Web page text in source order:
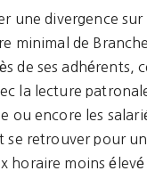
une divergence
minimal de
de ses adhérents,
la lecture
ou encore les
se retrouver pour
horaire moins élevé